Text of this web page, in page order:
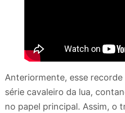
Anteriormente, esse
série cavaleiro da lua,
no papel principal. Assim, o